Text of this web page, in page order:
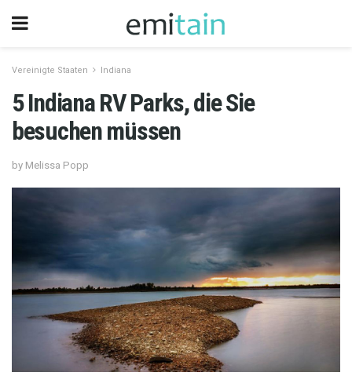
Vereinigte Staaten Indiana
5 Indiana RV Parks, die Sie
besuchen müssen
by Melissa Popp